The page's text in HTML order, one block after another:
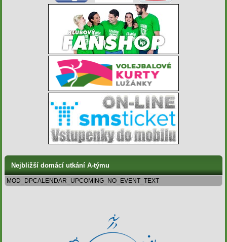
Nejbližší domácí utkání A-týmu
MOD_DPCALENDAR_UPCOMING_NO_EVENT_TEXT